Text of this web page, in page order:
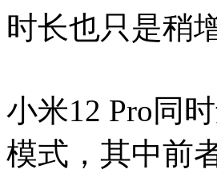
时长也只是稍
小米12 Pro同
模式，其中前